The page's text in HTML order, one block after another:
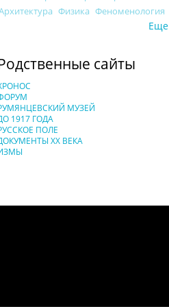
Физика Феноменология
Еще
сайты
МУЗЕЙ
1917 ГОДА
ПОЛЕ
XX ВЕКА